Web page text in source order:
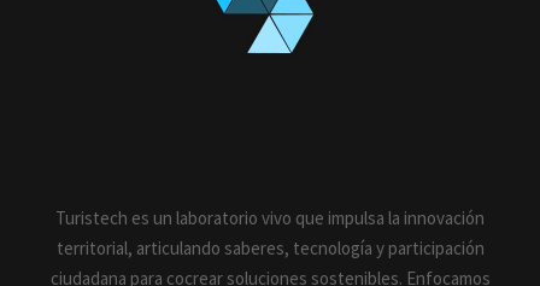
Turistech es un laboratorio vivo que impulsa la innovación
territorial, articulando saberes, tecnología y participación
ciudadana para cocrear soluciones sostenibles. Enfocamos